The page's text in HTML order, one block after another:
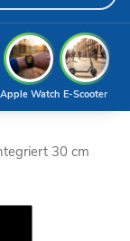
E-Scooter
Apple Watch
30 cm